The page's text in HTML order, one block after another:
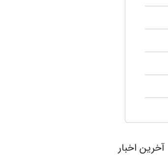
آخرین اخبار